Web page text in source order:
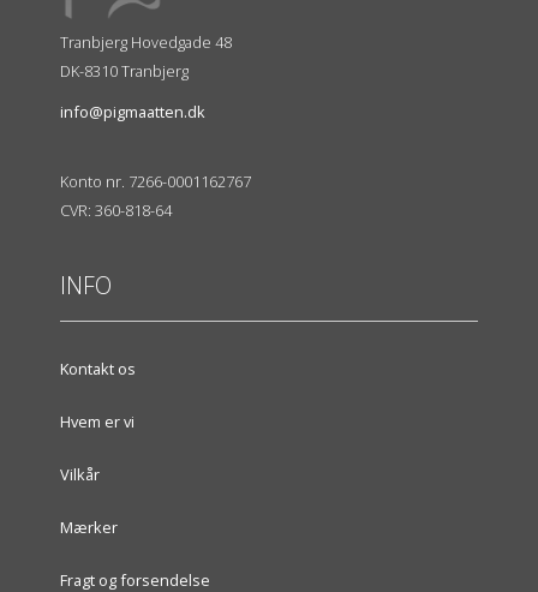
Tranbjerg Hovedgade 48
DK-8310 Tranbjerg
info@pigmaatten.dk
Konto nr. 7266-0001162767
CVR: 360-818-64
INFO
Kontakt os
Hvem er vi
Vilkår
Mærker
Fragt og forsendelse